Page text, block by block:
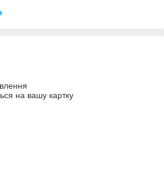
на вашу картку